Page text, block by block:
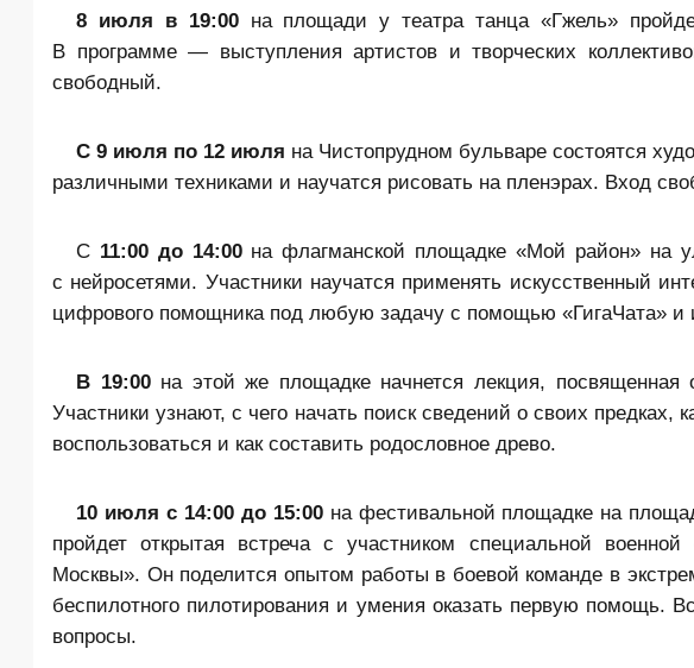
8 июля в 19:00на площади у театра танца «Гжель»
В программе — выступления артистов и творческих
свободный.
С 9 июля по 12 июля на Чистопрудном бульваре состоятся
различными техниками и научатся рисовать на пленэрах. Вход
С 11:00 до 14:00 на флагманской площадке «Мой район» на
с нейросетями. Участники научатся применять искусственный
цифрового помощника под любую задачу с помощью «ГигаЧата» и
В 19:00на этой же площадке начнется лекция, посвященная
Участники узнают, с чего начать поиск сведений о своих
воспользоваться и как составить родословное древо.
10 июля с 14:00 до 15:00на фестивальной площадке на
пройдет открытая встреча с участником специальной
Москвы». Он поделится опытом работы в боевой команде в
беспилотного пилотирования и умения оказать первую помощь.
вопросы.